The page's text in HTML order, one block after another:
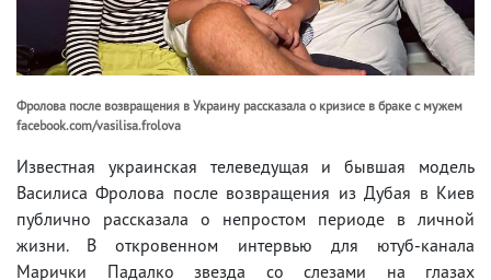
Фролова после возвращения в Украину рассказала о кризисе в браке с мужем
facebook.com/vasilisa.frolova
Известная украинская телеведущая и бывшая модель
Василиса Фролова после возвращения из Дубая в Киев
публично рассказала о непростом периоде в личной
жизни. В откровенном интервью для ютуб-канала
Марички Падалко звезда со слезами на глазах